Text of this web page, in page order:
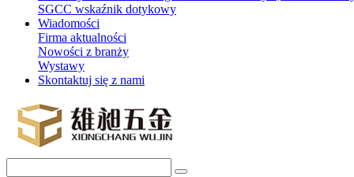
SGCC wskaźnik dotykowy
Wiadomości
Firma aktualności
Nowości z branży
Wystawy
Skontaktuj się z nami